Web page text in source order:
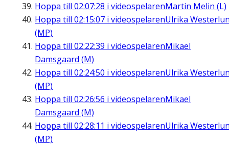
Hoppa till 02:07:28 i videospelarenMartin Melin (L)
Hoppa till 02:15:07 i videospelarenUlrika
(MP)
Hoppa till 02:22:39 i videospelarenMikael
Damsgaard (M)
Hoppa till 02:24:50 i videospelarenUlrika
(MP)
Hoppa till 02:26:56 i videospelarenMikael
Damsgaard (M)
Hoppa till 02:28:11 i videospelarenUlrika
(MP)